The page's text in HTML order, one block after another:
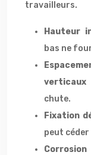
travailleurs.
Hauteur
bas ne
verticaux
chute.
Fixation
peut céder